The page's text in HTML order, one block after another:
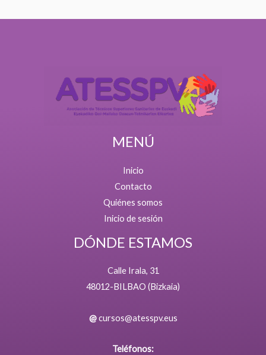
MENÚ
Inicio
Contacto
Quiénes somos
Inicio de sesión
DÓNDE ESTAMOS
Calle Irala, 31
48012-BILBAO (Bizkaia)
@ cursos@atesspv.eus
Teléfonos: